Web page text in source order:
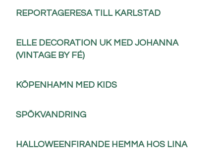
REPORTAGERESA TILL KARLSTAD
ELLE DECORATION UK MED JOHANNA
(VINTAGE BY FÉ)
KÖPENHAMN MED KIDS
SPÖKVANDRING
HALLOWEENFIRANDE HEMMA HOS LINA